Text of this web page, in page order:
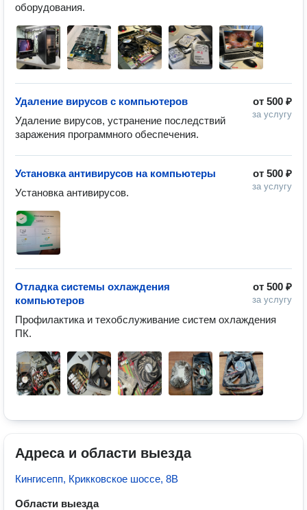
оборудования.
от 500 ₽
за услугу
Удаление вирусов с компьютеров
Удаление вирусов, устранение последствий
заражения программного обеспечения.
от 500 ₽
за услугу
Установка антивирусов на компьютеры
Установка антивирусов.
от 500 ₽
за услугу
Отладка системы охлаждения
компьютеров
Профилактика и техобслуживание систем охлаждения
ПК.
Адреса и области выезда
Кингисепп, Крикковское шоссе, 8В
Области выезда